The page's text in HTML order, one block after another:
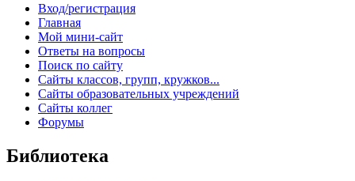
Вход/регистрация
Главная
Мой мини-сайт
Ответы на вопросы
Поиск по сайту
Сайты классов, групп, кружков...
Сайты образовательных учреждений
Сайты коллег
Форумы
Библиотека